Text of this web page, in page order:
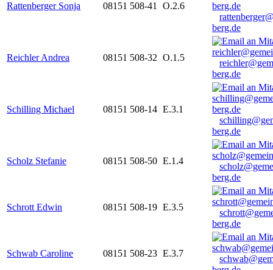
Rattenberger Sonja 08151 508-41
O.2.6
berg.de
Reichler Andrea 08151 508-32 O.1.5
berg.de
Schilling Michael 08151 508-14 E.3.1
berg.de
Scholz Stefanie 08151 508-50 E.1.4
berg.de
Schrott Edwin 08151 508-19 E.3.5
berg.de
Schwab Caroline 08151 508-23 E.3.7